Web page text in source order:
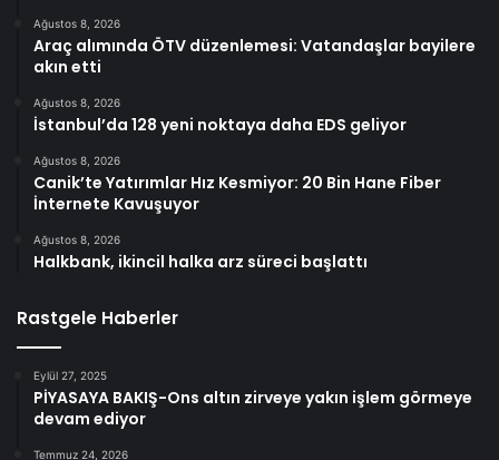
Ağustos 8, 2026
Araç alımında ÖTV düzenlemesi: Vatandaşlar bayilere
akın etti
Ağustos 8, 2026
İstanbul’da 128 yeni noktaya daha EDS geliyor
Ağustos 8, 2026
Canik’te Yatırımlar Hız Kesmiyor: 20 Bin Hane Fiber
İnternete Kavuşuyor
Ağustos 8, 2026
Halkbank, ikincil halka arz süreci başlattı
Rastgele Haberler
Eylül 27, 2025
PİYASAYA BAKIŞ-Ons altın zirveye yakın işlem görmeye
devam ediyor
Temmuz 24, 2026